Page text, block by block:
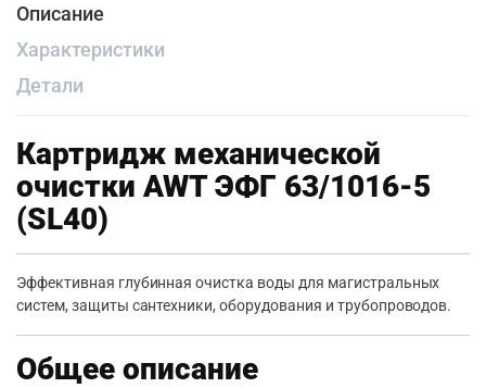
Описание
Характеристики
Детали
Картридж механической
очистки AWT ЭФГ 63/1016-5
(SL40)
Эффективная глубинная очистка воды для магистральных
систем, защиты сантехники, оборудования и трубопроводов.
Общее описание